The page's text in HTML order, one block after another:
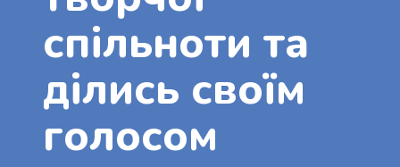
спільноти та
ділись своїм
голосом